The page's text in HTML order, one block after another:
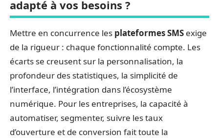
adapté à vos besoins ?
Mettre en concurrence les plateformes SMS exige
de la rigueur : chaque fonctionnalité compte. Les
écarts se creusent sur la personnalisation, la
profondeur des statistiques, la simplicité de
l’interface, l’intégration dans l’écosystème
numérique. Pour les entreprises, la capacité à
automatiser, segmenter, suivre les taux
d’ouverture et de conversion fait toute la